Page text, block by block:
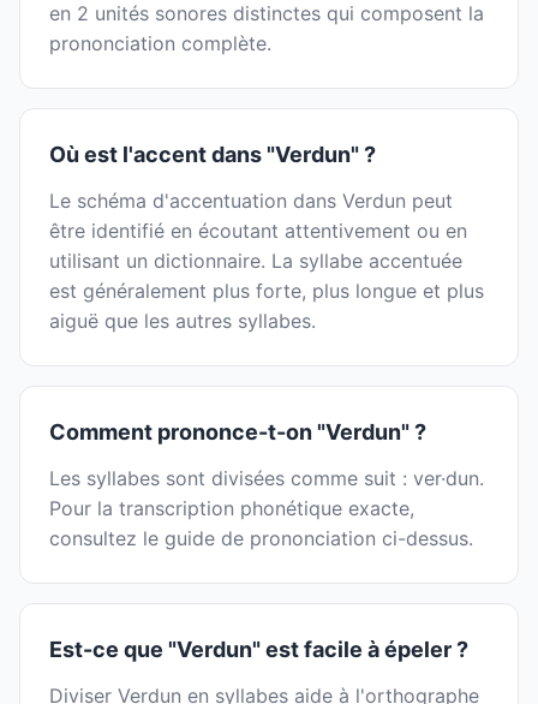
en 2 unités sonores distinctes qui composent la
prononciation complète.
Où est l'accent dans "Verdun" ?
Le schéma d'accentuation dans Verdun peut
être identifié en écoutant attentivement ou en
utilisant un dictionnaire. La syllabe accentuée
est généralement plus forte, plus longue et plus
aiguë que les autres syllabes.
Comment prononce-t-on "Verdun" ?
Les syllabes sont divisées comme suit : ver·dun.
Pour la transcription phonétique exacte,
consultez le guide de prononciation ci-dessus.
Est-ce que "Verdun" est facile à épeler ?
Diviser Verdun en syllabes aide à l'orthographe